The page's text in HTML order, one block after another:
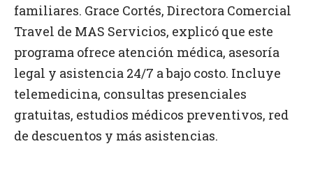
familiares. Grace Cortés, Directora Comercial
Travel de MAS Servicios, explicó que este
programa ofrece atención médica, asesoría
legal y asistencia 24/7 a bajo costo. Incluye
telemedicina, consultas presenciales
gratuitas, estudios médicos preventivos, red
de descuentos y más asistencias.